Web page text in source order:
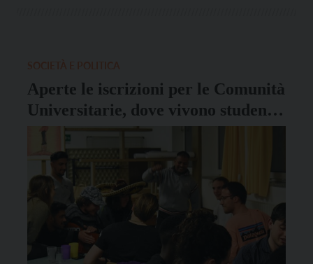
Aperte le iscrizioni per le Comunità
Universitarie, dove vivono studenti
e rifugiati